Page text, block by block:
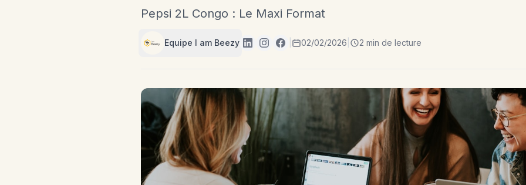
Pepsi 2L Congo : Le Maxi Format
Equipe I am Beezy 02/02/2026 2 min de lecture